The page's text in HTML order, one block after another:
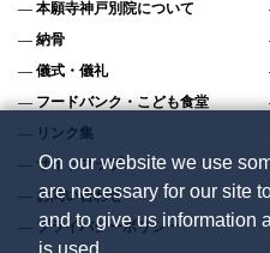
本願寺神戸別院について
納骨
儀式・儀礼
フードバンク・こども食堂
リンク集
サイトマップ
お問い合わせ
プライバシーポリシー
On our website we use
are necessary for our site
and to give us information
is used.